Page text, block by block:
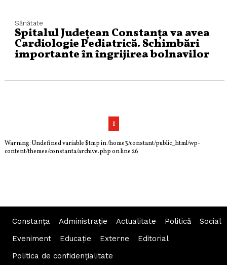
Sănătate
Spitalul Județean Constanța va avea
Cardiologie Pediatrică. Schimbări
importante în îngrijirea bolnavilor
1
Warning: Undefined variable $tmp in/home3/constant/public_html/wp-
content/themes/constanta/archive.phpon line26
Constanța Administraţie Actualitate Politică
Social
Eveniment
Educaţie Externe
Editorial
Politica de confidențialitate